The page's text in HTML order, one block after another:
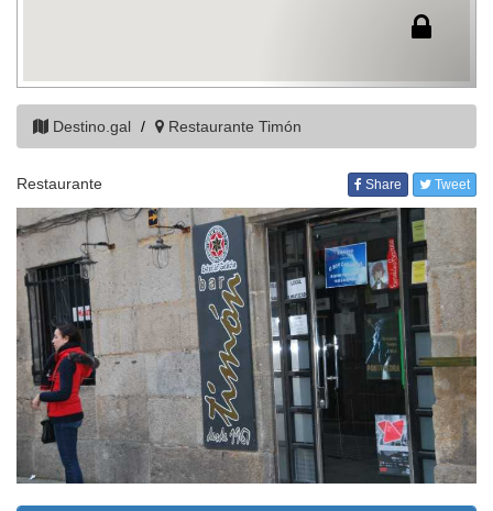
Destino.gal Restaurante Timón
Share Tweet
Restaurante